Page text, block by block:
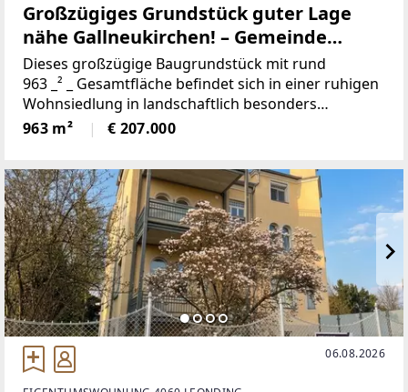
Großzügiges Grundstück guter Lage
nähe Gallneukirchen! – Gemeinde
Alberndorf in der Riedmark (GST 2438/3)
Dieses großzügige Baugrundstück mit rund
963 _² _ Gesamtfläche befindet sich in einer ruhigen
Wohnsiedlung in landschaftlich besonders
attraktiver Umgebung. Die Parzelle bietet eine
ideale Form für die Bebauung und überzeugt durch
963 m² € 207.000
06.08.2026